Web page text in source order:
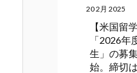
20 2月 2025
【米国留
「2026年
生」の募
始。締切